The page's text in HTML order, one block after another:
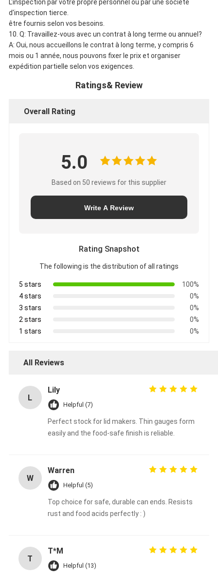
L'inspection par votre propre personnel ou par une société
d'inspection tierce.
être fournis selon vos besoins.
10. Q: Travaillez-vous avec un contrat à long terme ou annuel?
A: Oui, nous accueillons le contrat à long terme, y compris 6
mois ou 1 année, nous pouvons fixer le prix et organiser
expédition partielle selon vos exigences.
Ratings& Review
Overall Rating
5.0
Based on 50 reviews for this supplier
Write A Review
Rating Snapshot
The following is the distribution of all ratings
5 stars
100%
4 stars
0%
3 stars
0%
2 stars
0%
1 stars
0%
All Reviews
L
Lily
Helpful (7)
Perfect stock for lid makers. Thin gauges form
easily and the food-safe finish is reliable.
W
Warren
Helpful (5)
Top choice for safe, durable can ends. Resists
rust and food acids perfectly : )
T
T*M
Helpful (13)